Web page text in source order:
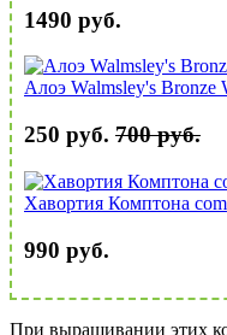
1490 руб.
Алоэ Walmsley's Bronze
250 руб. 700 руб.
Хавортия Комптона
990 руб.
При выращивании этих